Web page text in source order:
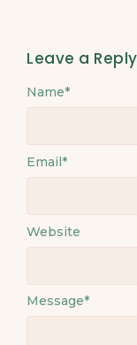
Leave a Reply
Message*
Name*
Email*
Website
Alternative: